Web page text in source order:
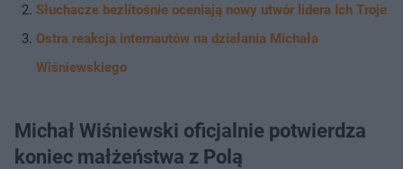
Słuchacze bezlitośnie oceniają nowy utwór lidera Ich Troje
Ostra reakcja internautów na działania Michała
Wiśniewskiego
Michał Wiśniewski oficjalnie potwierdza
koniec małżeństwa z Polą